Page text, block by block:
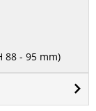
88 - 95 mm)